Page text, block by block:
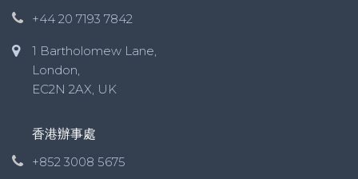
+44 20 7193 7842
1 Bartholomew Lane,
London,
EC2N 2AX, UK
香港辦事處
+852 3008 5675